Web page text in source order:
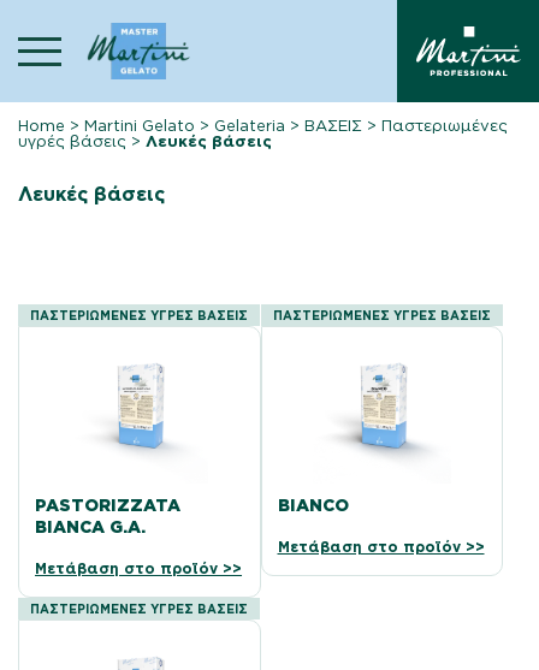
content
Home >Martini Gelato > Gelateria >ΒΑΣΕΙΣ >Παστεριωμένες
υγρές βάσεις >Λευκές βάσεις
Λευκές βάσεις
ΠΑΣΤΕΡΙΩΜΈΝΕΣ ΥΓΡΈΣ ΒΆΣΕΙΣ
PASTORIZZATA
BIANCA G.A.
Μετάβαση στο προϊόν >>
ΠΑΣΤΕΡΙΩΜΈΝΕΣ ΥΓΡΈΣ ΒΆΣΕΙΣ
BIANCO
Μετάβαση στο προϊόν >>
ΠΑΣΤΕΡΙΩΜΈΝΕΣ ΥΓΡΈΣ ΒΆΣΕΙΣ